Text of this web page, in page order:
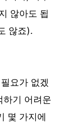
않아도 됩
않죠).
요가 없겠
하기 어려운
몇 가지에